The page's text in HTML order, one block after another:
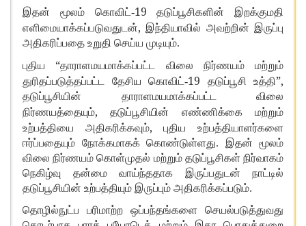
இதன் மூலம் கொவிட்-19 தடுப்பூசிகளின் இறக்குமதி
எளிமையாக்கப்படுவதுடன்,இந்தியாவில் அவற்றின் இருப்பு
அதிகரிப்பதை உறுதி செய்ய முடியும்.
புதிய “தாராளமயமாக்கப்பட்ட விலை நிர்ணயம் மற்றும்
துரிதப்படுத்தப்பட்ட தேசிய கொவிட்-19 தடுப்பூசி உத்தி”,
தடுப்பூசியின் தாராளமயமாக்கப்பட்ட விலை
நிர்ணயத்தையும்,தடுப்பூசியின் எண்ணிக்கை மற்றும்
உற்பத்தியை அதிகரிக்கவும்,புதிய உற்பத்தியாளர்களை
ஈர்ப்பதையும் நோக்கமாகக் கொண்டுள்ளது. இதன் மூலம்
விலை நிர்ணயம் கொள்முதல் மற்றும் தடுப்பூசிகள் நிர்வாகம்
நெகிழ்வு தன்மை வாய்ந்ததாக இருப்பதுடன் நாட்டில்
தடுப்பூசியின் உற்பத்தியும் இருப்பும் அதிகரிக்கப்படும்.
தொழில்நுட்ப பரிமாற்ற ஒப்பந்தங்களை செயல்படுத்துவது